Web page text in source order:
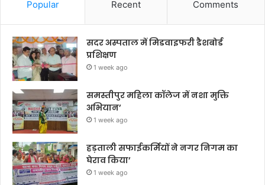
Popular Recent Comments
सदर अस्पताल में मिडवाइफरी डैशबोर्ड
प्रशिक्षण
1 week ago
समस्तीपुर महिला कॉलेज में नशा मुक्ति
अभियान’
1 week ago
हड़ताली सफाईकर्मियों ने नगर निगम का
घेराव किया’
1 week ago